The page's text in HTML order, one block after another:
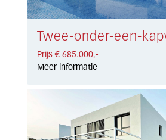
Prijs € 685.000,-
Meer informatie